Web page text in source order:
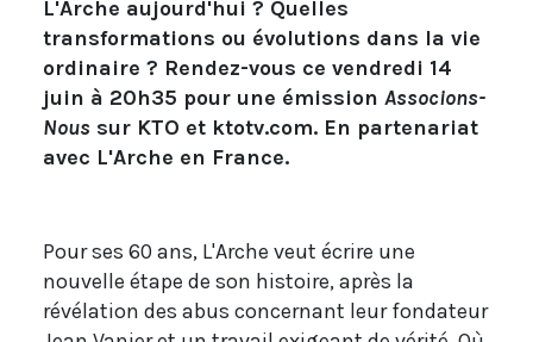
L'Arche aujourd'hui ? Quelles
transformations ou évolutions dans la vie
ordinaire ? Rendez-vous ce vendredi 14
juin à 20h35 pour une émission Associons-
Nous sur KTO et ktotv.com. En partenariat
avec L'Arche en France.
Pour ses 60 ans, L'Arche veut écrire une
nouvelle étape de son histoire, après la
révélation des abus concernant leur fondateur